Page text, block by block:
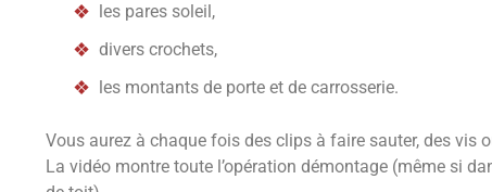
les pares soleil,
divers crochets,
les montants de porte et de carrosserie.
Vous aurez à chaque fois des clips à faire sauter, des vis
La vidéo montre toute l’opération démontage (même si